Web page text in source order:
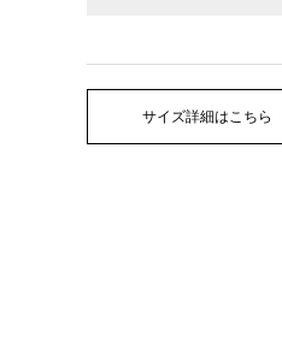
サイズ詳細はこちら